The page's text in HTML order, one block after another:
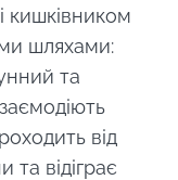
кишківником
шляхами:
та
від
відіграє